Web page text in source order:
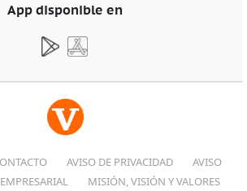
App disponible en
AVISO DE PRIVACIDAD
AVISO
MISIÓN, VISIÓN Y VALORES